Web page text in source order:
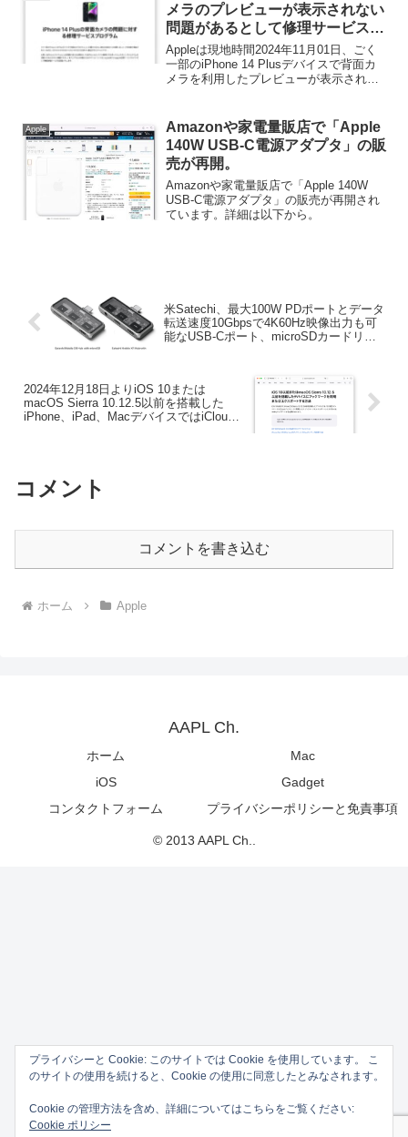
メラのプレビューが表示されない
問題があるとして修理サービスプ
ログラムを開始。
Appleは現地時間2024年11月01日、ごく
一部のiPhone 14 Plusデバイスで背面カ
メラを利用したプレビューが表示されな
対する修理サービスプログラム」を開始
しています。。
Apple
Amazonや家電量販店で「Apple
140W USB-C電源アダプタ」の販
売が再開。
Amazonや家電量販店で「Apple 140W
USB-C電源アダプタ」の販売が再開され
ています。詳細は以下から。
米Satechi、最大100W PDポートとデータ
転送速度10Gbpsで4K60Hz映像出力も可
能なUSB-Cポート、microSDカードリー
Reader」を発売。
2024年12月18日よりiOS 10または
macOS Sierra 10.12.5以前を搭載した
iPhone、iPad、MacデバイスではiCloud
コメント
コメントを書き込む
ホーム Apple
AAPL Ch.
ホーム
Mac
iOS
Gadget
コンタクトフォーム
プライバシーポリシーと免責事項
© 2013 AAPL Ch..
プライバシーと Cookie: このサイトでは Cookie を使用しています。 こ
のサイトの使用を続けると、Cookie の使用に同意したとみなされます。
Cookie の管理方法を含め、詳細についてはこちらをご覧ください:
Cookie ポリシー